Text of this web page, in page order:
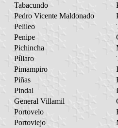
Tabacundo
Pedro Vicente Maldonado
Pelileo
Penipe
Pichincha
Píllaro
Pimampiro
Piñas
Pindal
General Villamil
Portovelo
Portoviejo